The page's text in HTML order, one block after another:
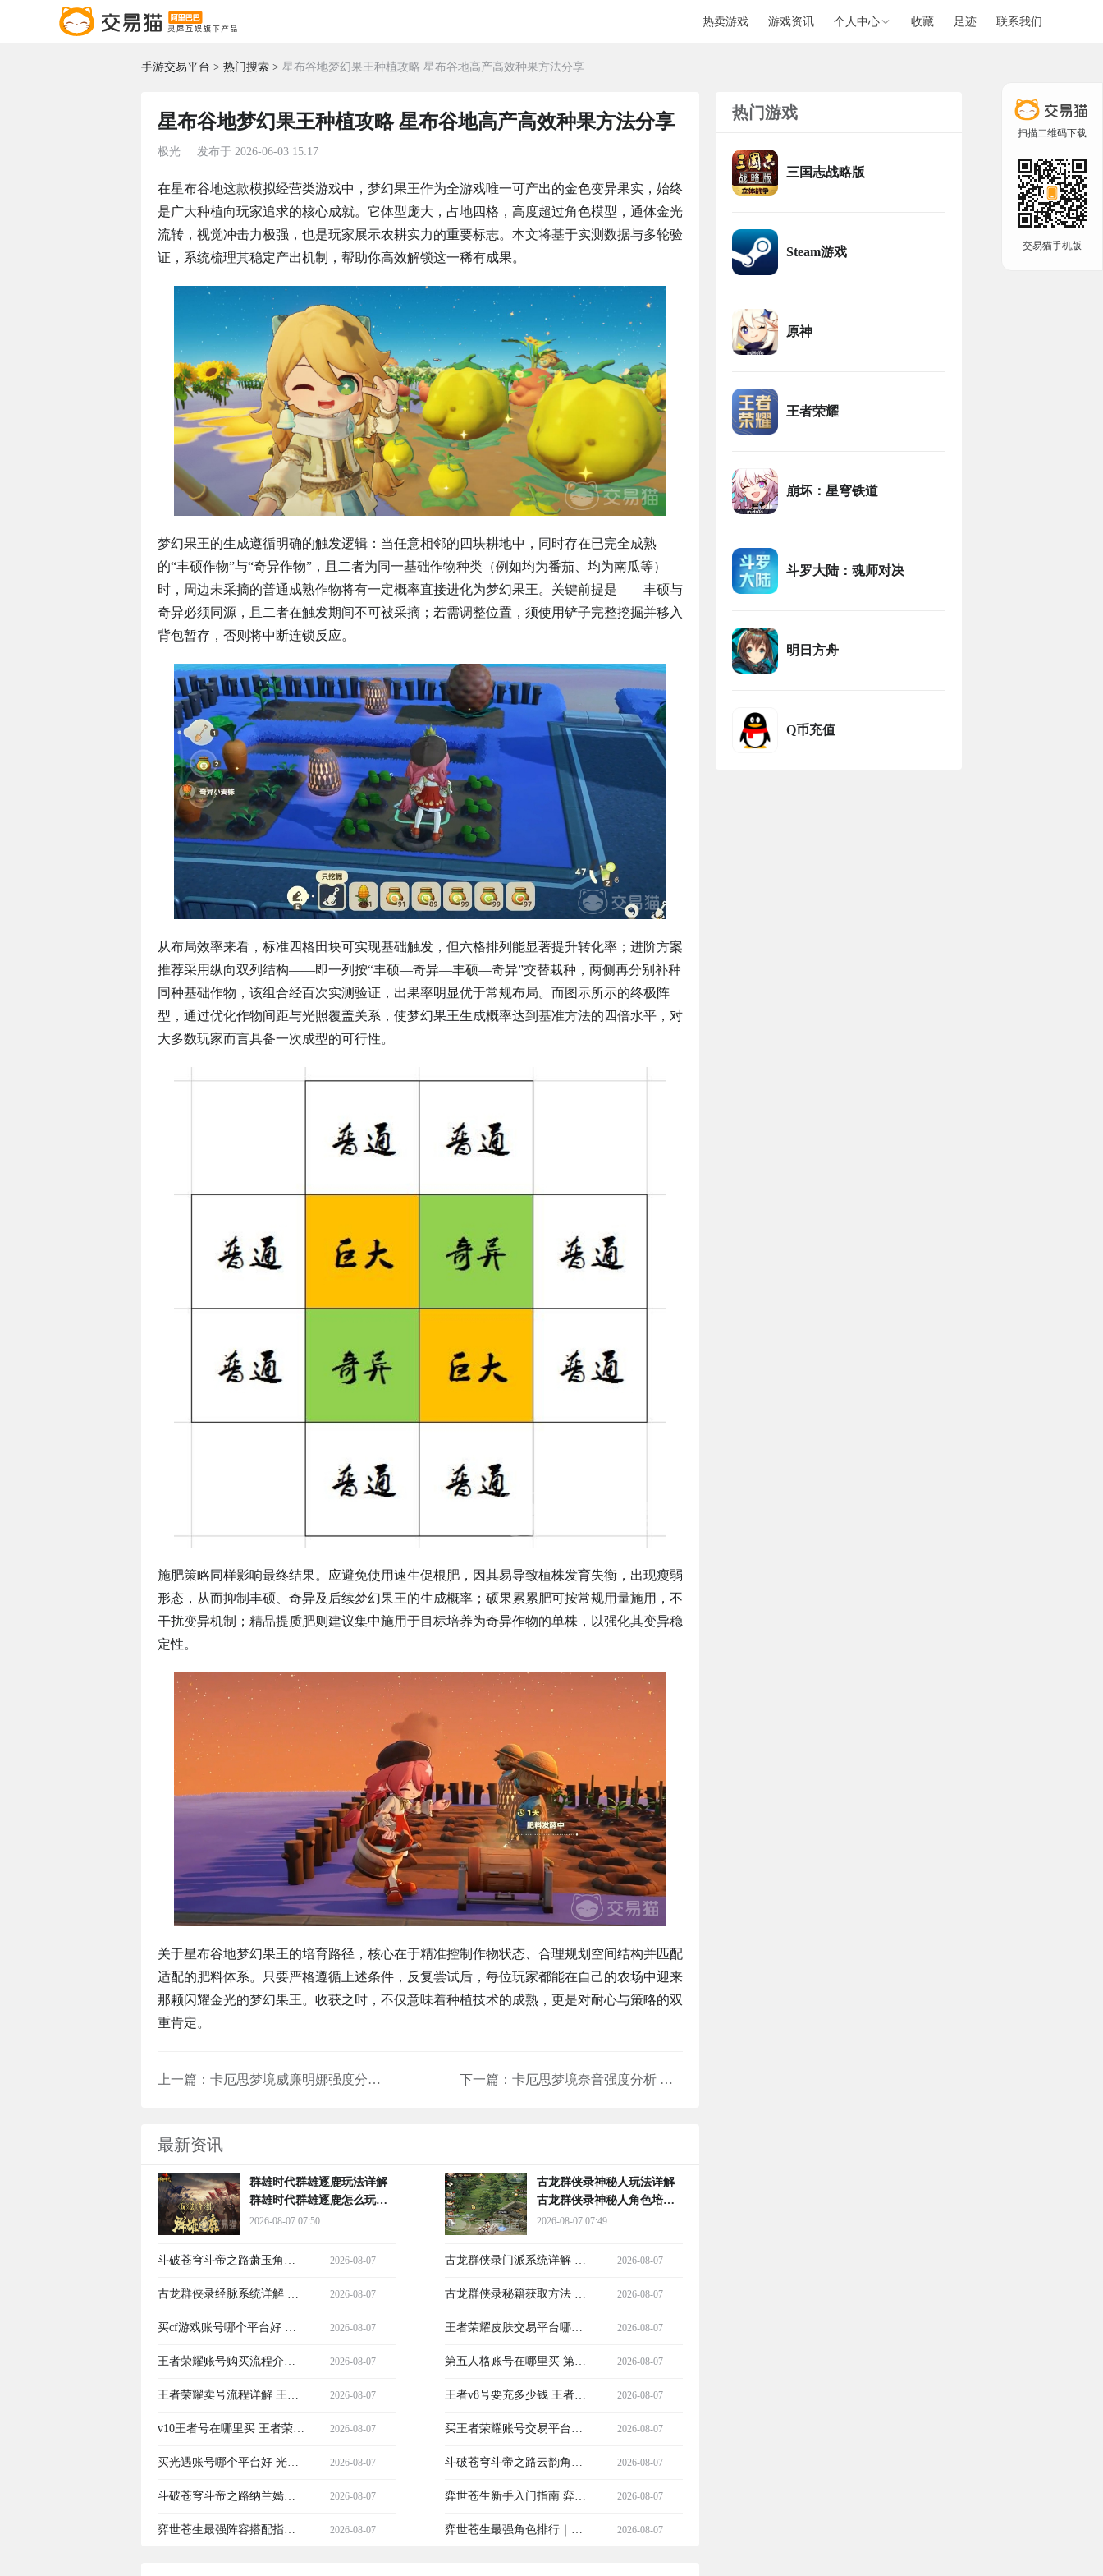
热卖游戏 游戏资讯 个人中心 收藏 足迹 联系我们
手游交易平台 热门搜索 星布谷地梦幻果王种植攻略 星布谷地高产高效种果方法分享
星布谷地梦幻果王种植攻略 星布谷地高产高效种果方法分享
极光 发布于 2026-06-03 15:17
在星布谷地这款模拟经营类游戏中，梦幻果王作为全游戏唯一可产出的金色变异果实，始终
是广大种植向玩家追求的核心成就。它体型庞大，占地四格，高度超过角色模型，通体金光
流转，视觉冲击力极强，也是玩家展示农耕实力的重要标志。本文将基于实测数据与多轮验
证，系统梳理其稳定产出机制，帮助你高效解锁这一稀有成果。
梦幻果王的生成遵循明确的触发逻辑：当任意相邻的四块耕地中，同时存在已完全成熟
的“丰硕作物”与“奇异作物”，且二者为同一基础作物种类（例如均为番茄、均为南瓜等）
时，周边未采摘的普通成熟作物将有一定概率直接进化为梦幻果王。关键前提是——丰硕与
奇异必须同源，且二者在触发期间不可被采摘；若需调整位置，须使用铲子完整挖掘并移入
背包暂存，否则将中断连锁反应。
从布局效率来看，标准四格田块可实现基础触发，但六格排列能显著提升转化率；进阶方案
推荐采用纵向双列结构——即一列按“丰硕—奇异—丰硕—奇异”交替栽种，两侧再分别补种
同种基础作物，该组合经百次实测验证，出果率明显优于常规布局。而图示所示的终极阵
型，通过优化作物间距与光照覆盖关系，使梦幻果王生成概率达到基准方法的四倍水平，对
大多数玩家而言具备一次成型的可行性。
施肥策略同样影响最终结果。应避免使用速生促根肥，因其易导致植株发育失衡，出现瘦弱
形态，从而抑制丰硕、奇异及后续梦幻果王的生成概率；硕果累累肥可按常规用量施用，不
干扰变异机制；精品提质肥则建议集中施用于目标培养为奇异作物的单株，以强化其变异稳
定性。
关于星布谷地梦幻果王的培育路径，核心在于精准控制作物状态、合理规划空间结构并匹配
适配的肥料体系。只要严格遵循上述条件，反复尝试后，每位玩家都能在自己的农场中迎来
那颗闪耀金光的梦幻果王。收获之时，不仅意味着种植技术的成熟，更是对耐心与策略的双
重肯定。
上一篇： 卡厄思梦境威廉明娜强度分析 卡厄思梦境威廉明娜实战表现与角色定位详解 下一篇： 卡厄思梦境奈音强度分析 卡厄思梦境奈音角色实战表现与培养建议
最新资讯
群雄时代群雄逐鹿玩法详解
群雄时代群雄逐鹿怎么玩攻
略
2026-08-07 07:50
斗破苍穹斗帝之路萧玉角色
解析｜技能机制、培养路线
与实战表现全攻略
2026-08-07
古龙群侠录经脉系统详解 古
龙群侠录经脉玩法入门与进
阶指南
2026-08-07
买cf游戏账号哪个平台好 买cf
游戏账号平台推荐
2026-08-07
王者荣耀账号购买流程介绍
王者荣耀账号购买平台推荐
2026-08-07
王者荣耀卖号流程详解 王者
荣耀卖号平台推荐
2026-08-07
v10王者号在哪里买 王者荣耀
v10号购买平台推荐
2026-08-07
买光遇账号哪个平台好 光遇
账号交易平台推荐
2026-08-07
斗破苍穹斗帝之路纳兰嫣然
角色解析 斗破苍穹斗帝之路
2026-08-07
弈世苍生最强阵容搭配指南 2026-08-07
古龙群侠录神秘人玩法详解
古龙群侠录神秘人角色培养
与实战技巧
2026-08-07 07:49
古龙群侠录门派系统详解 古
龙群侠录门派选择与玩法攻
略
2026-08-07
古龙群侠录秘籍获取方法 全
门派武功秘籍掉落与习得攻
略
2026-08-07
王者荣耀皮肤交易平台哪个
好 王者荣耀账号交易平台推
荐
2026-08-07
第五人格账号在哪里买 第五
人格购买账号平台哪个好
2026-08-07
王者v8号要充多少钱 王者荣
耀账号交易平台推荐
2026-08-07
买王者荣耀账号交易平台推
荐 买王者荣耀账号交易平台
介绍
2026-08-07
斗破苍穹斗帝之路云韵角色
解析｜技能强度、培养建议
与实战表现全维度评测
2026-08-07
弈世苍生新手入门指南 弈世
苍生零基础快速上手攻略
2026-08-07
弈世苍生最强角色排行｜弈 2026-08-07
热门游戏
三国志战略版
Steam游戏
原神
王者荣耀
崩坏：星穹铁道
斗罗大陆：魂师对决
明日方舟
Q币充值
扫描二维码下载
交易猫手机版